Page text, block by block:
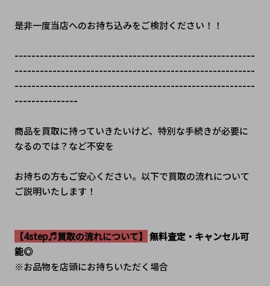
是非一度当店へのお持ち込みをご検討ください！！
---------------------------------------------------------
---------------------------------------------------------
---------------------------------------------------------
---------------
商品を買取に持っていきたいけど、特別な手続きが必要に
なるのでは？など不安を
お持ちの方もご安心ください。以下で買取の流れについて
ご説明いたします！
【4step♬買取の流れについて】 無料査定・キャンセル可
能◎
※お品物を店頭にお持ちいただく場合